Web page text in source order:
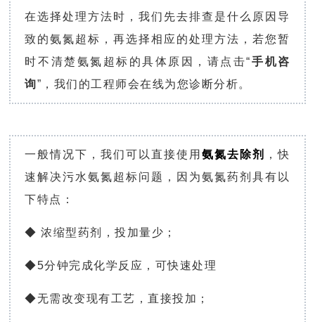
在选择处理方法时，我们先去排查是什么原因导
致的氨氮超标，再选择相应的处理方法，若您暂
时不清楚氨氮超标的具体原因，请点击“手机咨
询”，我们的工程师会在线为您诊断分析。
一般情况下，我们可以直接使用氨氮去除剂
，快
速解决污水氨氮超标问题，因为氨氮药剂具有以
下特点：
◆ 浓缩型药剂，投加量少；
◆5分钟完成化学反应，可快速处理
◆无需改变现有工艺，直接投加；